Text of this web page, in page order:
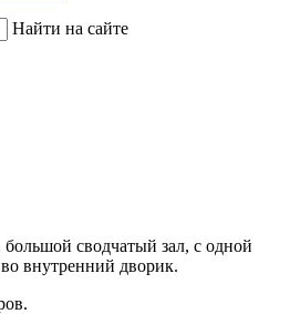
Найти на сайте
сводчатый зал, с одной
внутренний дворик.